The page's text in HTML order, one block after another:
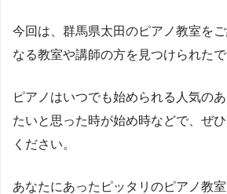
今回は、群馬県太田のピアノ教室を
なる教室や講師の方を見つけられたで
ピアノはいつでも始められる人気の
たいと思った時が始め時などで、ぜ
ください。
あなたにあったピッタリのピアノ教